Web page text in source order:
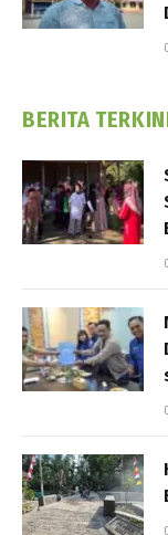
BERITA